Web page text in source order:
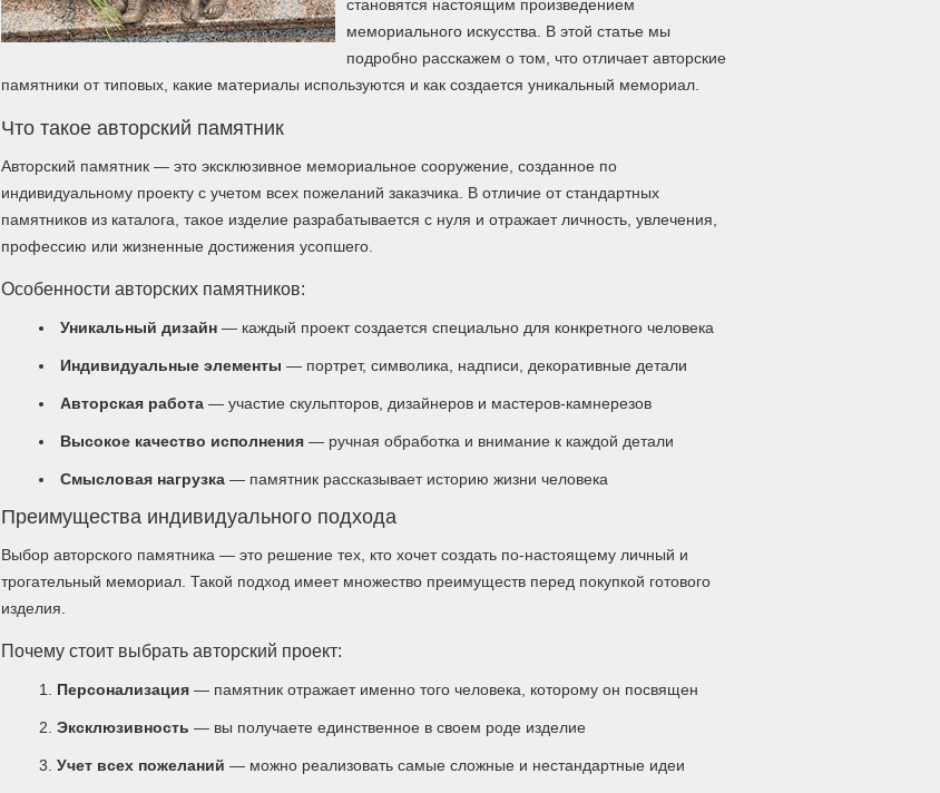
становятся настоящим произведением
мемориального искусства. В этой статье мы
подробно расскажем о том, что отличает авторские
памятники от типовых, какие материалы используются и как создается уникальный мемориал.
Что такое авторский памятник
Авторский памятник — это эксклюзивное мемориальное сооружение, созданное по
индивидуальному проекту с учетом всех пожеланий заказчика. В отличие от стандартных
памятников из каталога, такое изделие разрабатывается с нуля и отражает личность, увлечения,
профессию или жизненные достижения усопшего.
Особенности авторских памятников:
Уникальный дизайн — каждый проект создается специально для конкретного человека
Индивидуальные элементы — портрет, символика, надписи, декоративные детали
Авторская работа — участие скульпторов, дизайнеров и мастеров-камнерезов
Высокое качество исполнения — ручная обработка и внимание к каждой детали
Смысловая нагрузка — памятник рассказывает историю жизни человека
Преимущества индивидуального подхода
Выбор авторского памятника — это решение тех, кто хочет создать по-настоящему личный и
трогательный мемориал. Такой подход имеет множество преимуществ перед покупкой готового
изделия.
Почему стоит выбрать авторский проект:
Персонализация — памятник отражает именно того человека, которому он посвящен
Эксклюзивность — вы получаете единственное в своем роде изделие
Учет всех пожеланий — можно реализовать самые сложные и нестандартные идеи